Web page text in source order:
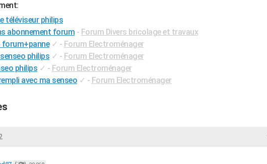
téléviseur philips
abonnement forum - Forum Divers bricolage et travaux
✓ - Forum Electroménager
philips ✓ - Forum Electroménager
philips ✓ - Forum Electroménager
avec ma senseo ✓ - Forum Electroménager